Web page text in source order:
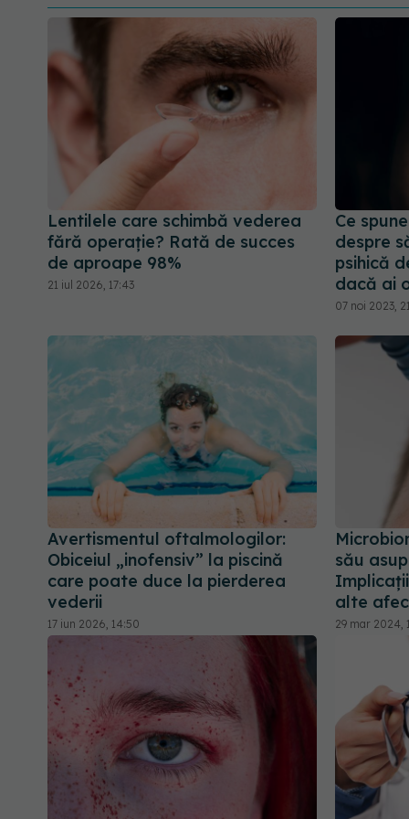
Lentilele care schimbă vederea
fără operație? Rată de succes
de aproape 98%
21 iul 2026, 17:43
Ce
despre
psihică
dacă ai
07 noi 2023,
Avertismentul oftalmologilor:
Obiceiul „inofensiv” la piscină
care poate duce la pierderea
vederii
17 iun 2026, 14:50
său
alte
29 mar 2024,